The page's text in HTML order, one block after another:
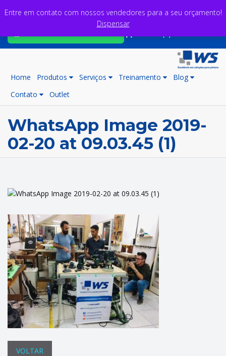
Home Produtos Serviços Treinamento
Blog
Contato
Outlet
WhatsApp Image 2019-
02-20 at 09.03.45 (1)
VOLTAR
Entre em contato com nossos vendedores para a seu orçamento!
Dispensar